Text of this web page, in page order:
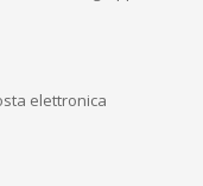
elettronica